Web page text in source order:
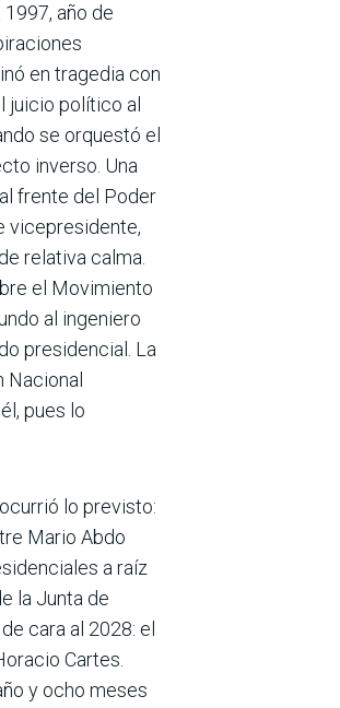
año de
en tragedia con
juicio político al
se orquestó el
inverso. Una
frente del Poder
vicepresidente,
relativa calma.
el Movimiento
al ingeniero
presidencial. La
pues lo
lo previsto:
Mario Abdo
a raíz
la Junta de
cara al 2028: el
Cartes.
y ocho meses